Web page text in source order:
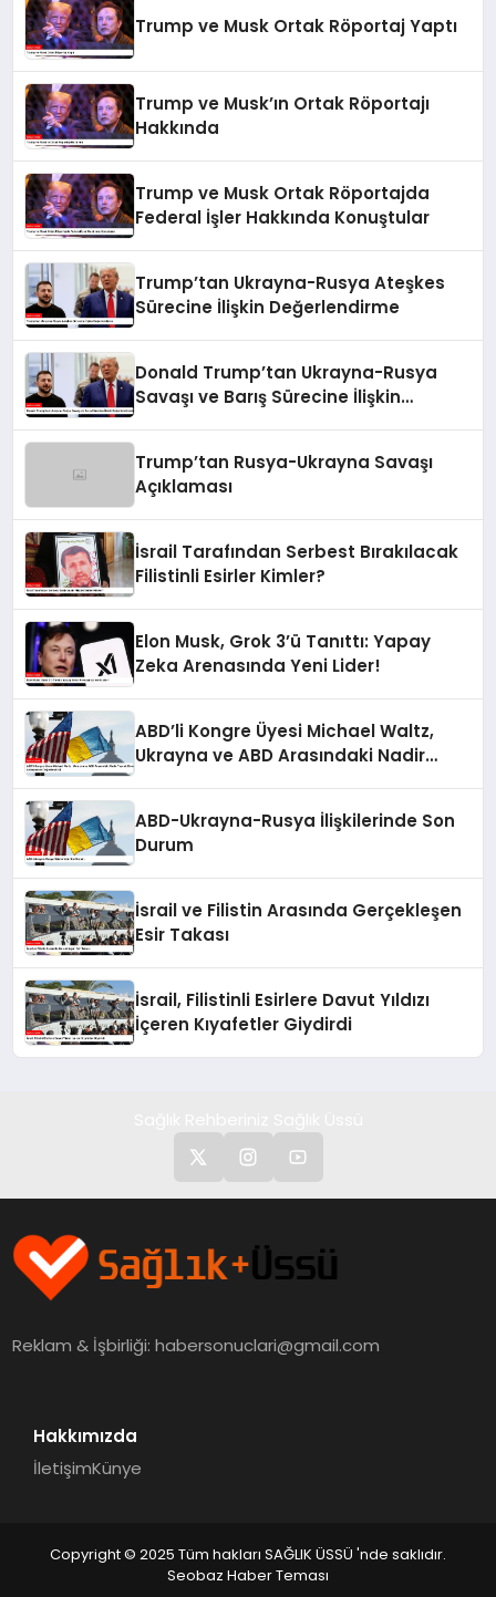
Trump ve Musk Ortak Röportaj Yaptı
Trump ve Musk’ın Ortak Röportajı
Hakkında
Trump ve Musk Ortak Röportajda
Federal İşler Hakkında Konuştular
Trump’tan Ukrayna-Rusya Ateşkes
Sürecine İlişkin Değerlendirme
Donald Trump’tan Ukrayna-Rusya
Savaşı ve Barış Sürecine İlişkin
Trump’tan Rusya-Ukrayna Savaşı
Açıklaması
İsrail Tarafından Serbest Bırakılacak
Filistinli Esirler Kimler?
Elon Musk, Grok 3’ü Tanıttı: Yapay
Zeka Arenasında Yeni Lider!
ABD’li Kongre Üyesi Michael Waltz,
Ukrayna ve ABD Arasındaki Nadir
ABD-Ukrayna-Rusya İlişkilerinde Son
Durum
İsrail ve Filistin Arasında Gerçekleşen
Esir Takası
İsrail, Filistinli Esirlere Davut Yıldızı
İçeren Kıyafetler Giydirdi
Reklam & İşbirliği:habersonuclari@gmail.com
Hakkımızda
İletişimKünye
Copyright © 2025 Tüm hakları SAĞLIK ÜSSÜ 'nde saklıdır.
Seobaz Haber Teması